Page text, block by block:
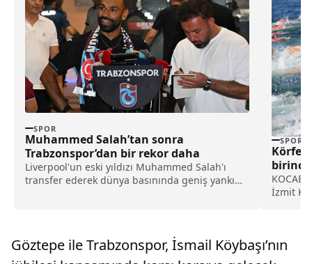
SPOR
Muhammed Salah’tan sonra
Trabzonspor’dan bir rekor daha
Liverpool'un eski yıldızı Muhammed Salah'ı
transfer ederek dünya basınında geniş yankı
SPOR
birinci
İzmit
Göztepe ile Trabzonspor, İsmail Köybaşı’nın